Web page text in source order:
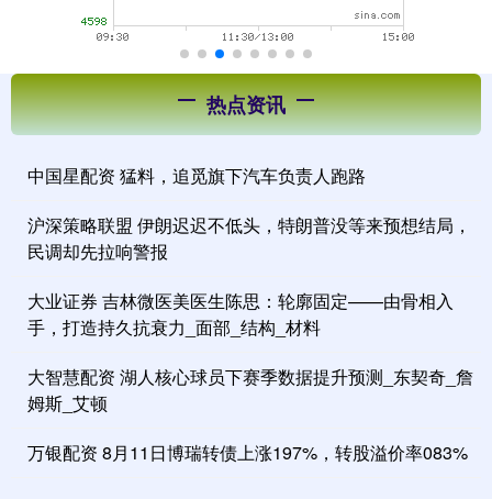
热点资讯
中国星配资 猛料，追觅旗下汽车负责人跑路
沪深策略联盟 伊朗迟迟不低头，特朗普没等来预想结局，
民调却先拉响警报
大业证券 吉林微医美医生陈思：轮廓固定——由骨相入
手，打造持久抗衰力_面部_结构_材料
大智慧配资 湖人核心球员下赛季数据提升预测_东契奇_詹
姆斯_艾顿
万银配资 8月11日博瑞转债上涨197%，转股溢价率083%